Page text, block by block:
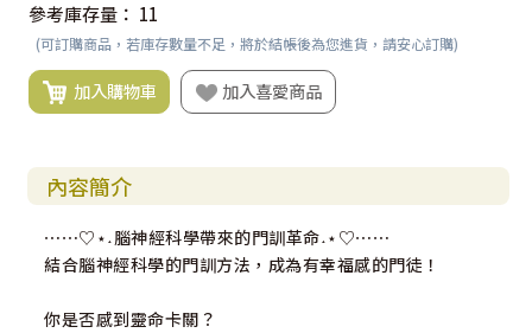
參考庫存量： 11
(可訂購商品，若庫存數量不足，將於結帳後為您進貨，請安心訂購)
加入購物車 加入喜愛商品
內容簡介
⋯⋯♡⋆˖腦神經科學帶來的門訓革命˖⋆♡⋯⋯
結合腦神經科學的門訓方法，成為有幸福感的門徒！
你是否感到靈命卡關？